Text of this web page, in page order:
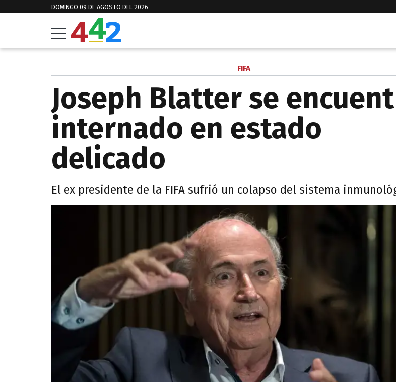
DOMINGO 09 DE AGOSTO DEL 2026
FIFA
Joseph Blatter se
internado en estado
delicado
El ex presidente de la FIFA sufrió un colapso del sistema